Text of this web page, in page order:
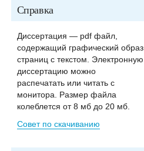
Справка
Диссертация — pdf файл,
содержащий графический образ
страниц с текстом. Электронную
диссертацию можно
распечатать или читать с
монитора. Размер файла
колеблется от 8 мб до 20 мб.
Совет по скачиванию